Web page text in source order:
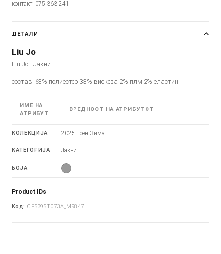
контакт: 075 363 241
ДЕТАЛИ
Liu Jo
Liu Jo - Јакни
состав: 63% полиестер 33% вискоза 2% плм 2% еластин
ИМЕ НА
АТРИБУТ
ВРЕДНОСТ НА АТРИБУТОТ
КОЛЕКЦИЈА 2025 Есен-Зима
КАТЕГОРИЈА Јакни
БОЈА
Product IDs
Код: CF5395T073A_M9847